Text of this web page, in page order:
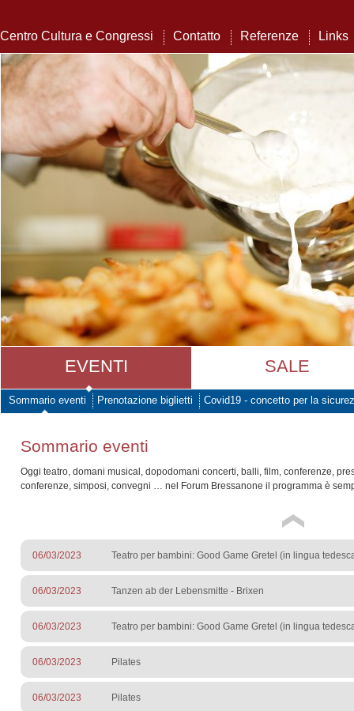
Centro Cultura e Congressi Contatto Referenze Links
EVENTI SALE
Sommario eventi Prenotazione biglietti Covid19 - concetto per la
Sommario eventi
Oggi teatro, domani musical, dopodomani concerti, balli, film, conferenze,
conferenze, simposi, convegni … nel Forum Bressanone il programma è
06/03/2023 Teatro per bambini: Good Game Gretel (in lingua
06/03/2023 Tanzen ab der Lebensmitte - Brixen
06/03/2023 Teatro per bambini: Good Game Gretel (in lingua
06/03/2023 Pilates
06/03/2023 Pilates